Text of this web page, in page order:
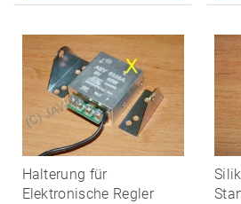
Halterung für
Elektronische Regler